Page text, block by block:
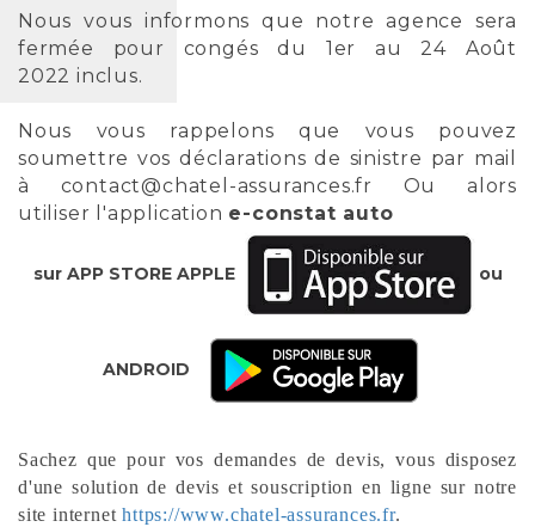
Nous vous informons que notre agence sera
fermée pour congés du 1er au 24 Août
2022 inclus.
Nous vous rappelons que vous pouvez
soumettre vos déclarations de sinistre par mail
à contact@chatel-assurances.fr Ou alors
utiliser l'application e-constat auto
sur APP STORE APPLE ou
ANDROID
Sachez que pour vos demandes de devis, vous disposez
d'une solution de devis et souscription en ligne sur notre
site internethttps://www.chatel-assurances.fr.